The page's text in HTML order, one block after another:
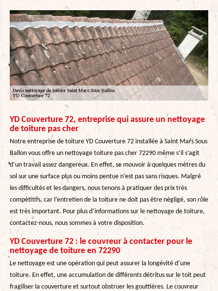
YD Couverture 72, entreprise qui assure un nettoyage
de toiture pas cher
Notre entreprise de toiture YD Couverture 72 installée à Saint Mars Sous
Ballon vous offre un nettoyage toiture pas cher 72290 même s’il s’agit
d’un travail assez dangereux. En effet, se mouvoir à quelques mètres du
sol sur une surface plus ou moins pentue n’est pas sans risques. Malgré
les difficultés et les dangers, nous tenons à pratiquer des prix très
compétitifs, car l’entretien de la toiture ne doit pas être négligé, son rôle
est très important. Pour plus d’informations sur le nettoyage de toiture,
contactez-nous, nous sommes à votre disposition.
YD Couverture 72 : le couvreur à contacter pour le
nettoyage de toiture en 72290
Le nettoyage est une opération qui peut assurer la longévité d’une
toiture. En effet, une accumulation de différents détritus sur le toit peut
fragiliser la couverture et surtout obstruer les gouttières. Le couvreur